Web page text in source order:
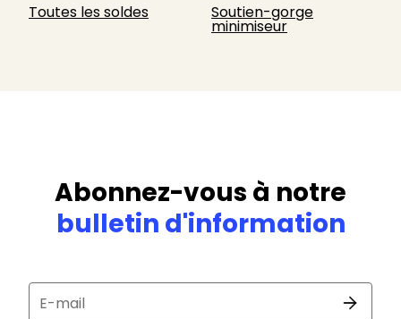
Toutes les soldes
Soutien-gorge
minimiseur
Abonnez-vous à notre
bulletin d'information
E-mail